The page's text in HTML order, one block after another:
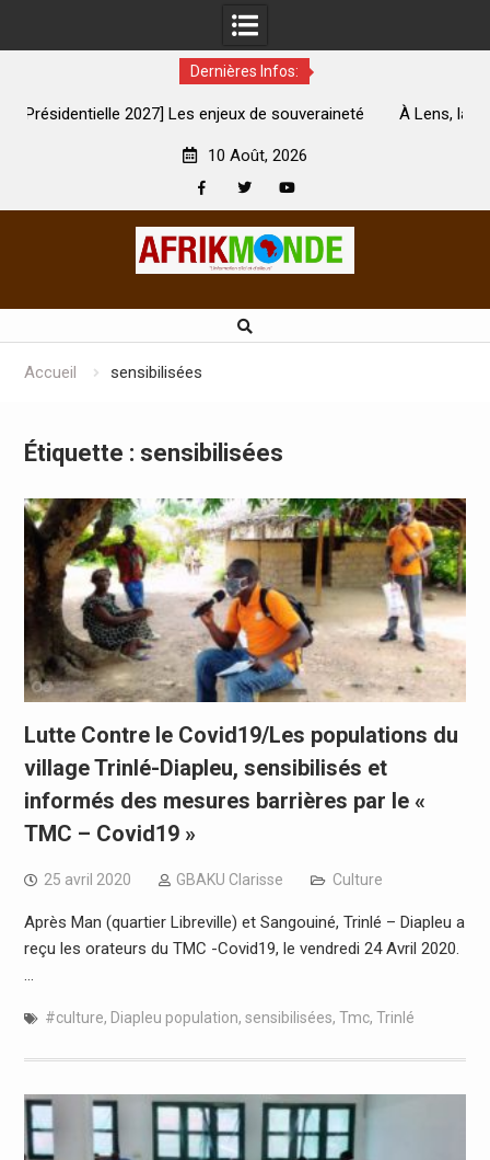
Dernières Infos:
de souveraineté
À Lens, la femme qui avait été brûlée
10 Août, 2026
Accueil sensibilisées
Étiquette : sensibilisées
Lutte Contre le Covid19/Les populations du
village Trinlé-Diapleu, sensibilisés et
informés des mesures barrières par le «
TMC – Covid19 »
25 avril 2020 GBAKU Clarisse Culture
Après Man (quartier Libreville) et Sangouiné, Trinlé – Diapleu a
reçu les orateurs du TMC -Covid19, le vendredi 24 Avril 2020.
…
#culture, Diapleu population, sensibilisées, Tmc, Trinlé